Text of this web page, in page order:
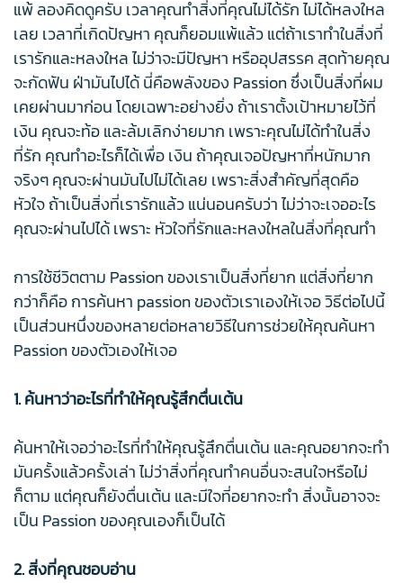
แพ้ ลองคิดดูครับ เวลาคุณทำสิ่งที่คุณไม่ได้รัก ไม่ได้หลงใหล
เลย เวลาที่เกิดปัญหา คุณก็ยอมแพ้แล้ว แต่ถ้าเราทำในสิ่งที่
เรารักและหลงใหล ไม่ว่าจะมีปัญหา หรืออุปสรรค สุดท้ายคุณ
จะกัดฟัน ฝ่ามันไปได้ นี่คือพลังของ Passion ซึ่งเป็นสิ่งที่ผม
เคยผ่านมาก่อน โดยเฉพาะอย่างยิ่ง ถ้าเราตั้งเป้าหมายไว้ที่
เงิน คุณจะท้อ และล้มเลิกง่ายมาก เพราะคุณไม่ได้ทำในสิ่ง
ที่รัก คุณทำอะไรก็ได้เพื่อ เงิน ถ้าคุณเจอปัญหาที่หนักมาก
จริงๆ คุณจะผ่านมันไปไม่ได้เลย เพราะสิ่งสำคัญที่สุดคือ
หัวใจ ถ้าเป็นสิ่งที่เรารักแล้ว แน่นอนครับว่า ไม่ว่าจะเจออะไร
คุณจะผ่านไปได้ เพราะ หัวใจที่รักและหลงใหลในสิ่งที่คุณทำ
การใช้ชีวิตตาม Passion ของเราเป็นสิ่งที่ยาก แต่สิ่งที่ยาก
กว่าก็คือ การค้นหา passion ของตัวเราเองให้เจอ วิธีต่อไปนี้
เป็นส่วนหนึ่งของหลายต่อหลายวิธีในการช่วยให้คุณค้นหา
Passion ของตัวเองให้เจอ
1. ค้นหาว่าอะไรที่ทำให้คุณรู้สึกตื่นเต้น
ค้นหาให้เจอว่าอะไรที่ทำให้คุณรู้สึกตื่นเต้น และคุณอยากจะทำ
มันครั้งแล้วครั้งเล่า ไม่ว่าสิ่งที่คุณทำคนอื่นจะสนใจหรือไม่
ก็ตาม แต่คุณก็ยังตื่นเต้น และมีใจที่อยากจะทำ สิ่งนั้นอาจจะ
เป็น Passion ของคุณเองก็เป็นได้
2. สิ่งที่คุณชอบอ่าน